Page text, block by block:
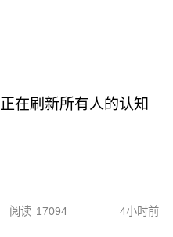
在刷新所有人的认知
阅读 17094 4小时前